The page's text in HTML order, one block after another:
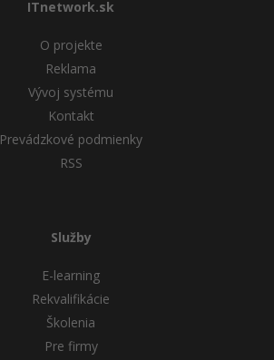
ITnetwork.sk
O projekte
Reklama
Vývoj systému
Kontakt
Prevádzkové podmienky
RSS
Služby
E-learning
Rekvalifikácie
Školenia
Pre firmy